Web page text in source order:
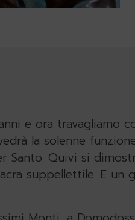
e ora travagliamo
la solenne
Santo. Quivi si
suppellettile. E un